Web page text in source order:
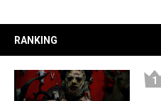
RANKING